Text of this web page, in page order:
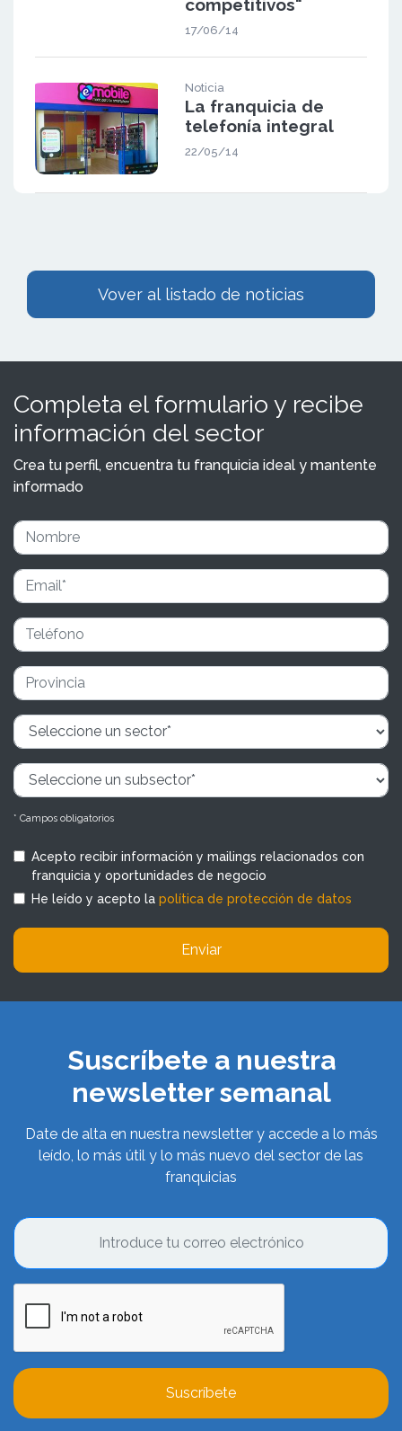
competitivos"
17/06/14
Noticia
La franquicia de
telefonía integral
22/05/14
Vover al listado de noticias
Completa el formulario y recibe
información del sector
Crea tu perfil, encuentra tu franquicia ideal y mantente
informado
* Campos obligatorios
Acepto recibir información y mailings relacionados con
franquicia y oportunidades de negocio
He leído y acepto la política de protección de datos
Enviar
Suscríbete a nuestra
newsletter semanal
Date de alta en nuestra newsletter y accede a lo más
leído, lo más útil y lo más nuevo del sector de las
franquicias
Suscríbete